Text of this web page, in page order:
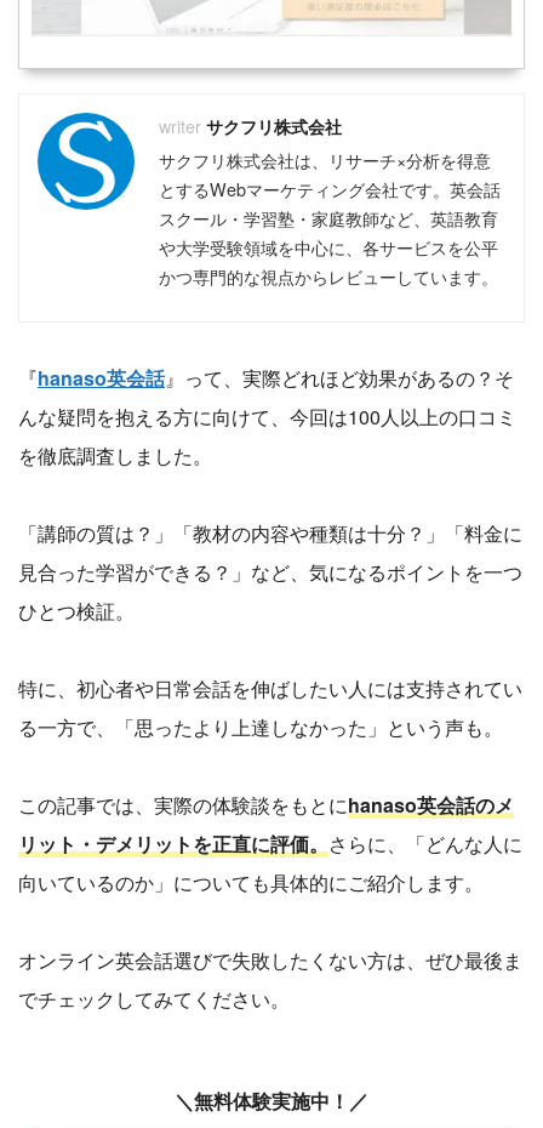
サクフリ株式会社
サクフリ株式会社は、リサーチ×分析を得意
とするWebマーケティング会社です。英会話
スクール・学習塾・家庭教師など、英語教育
や大学受験領域を中心に、各サービスを公平
かつ専門的な視点からレビューしています。
『hanaso英会話』って、実際どれほど効果があるの？そ
んな疑問を抱える方に向けて、今回は100人以上の口コミ
を徹底調査しました。
「講師の質は？」「教材の内容や種類は十分？」「料金に
見合った学習ができる？」など、気になるポイントを一つ
ひとつ検証。
特に、初心者や日常会話を伸ばしたい人には支持されてい
る一方で、「思ったより上達しなかった」という声も。
この記事では、実際の体験談をもとにhanaso英会話のメ
リット・デメリットを正直に評価。 さらに、「どんな人に
向いているのか」についても具体的にご紹介します。
オンライン英会話選びで失敗したくない方は、ぜひ最後ま
でチェックしてみてください。
＼無料体験実施中！／